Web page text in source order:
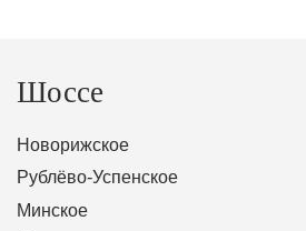
Шоссе
Новорижское
Рублёво-Успенское
Минское